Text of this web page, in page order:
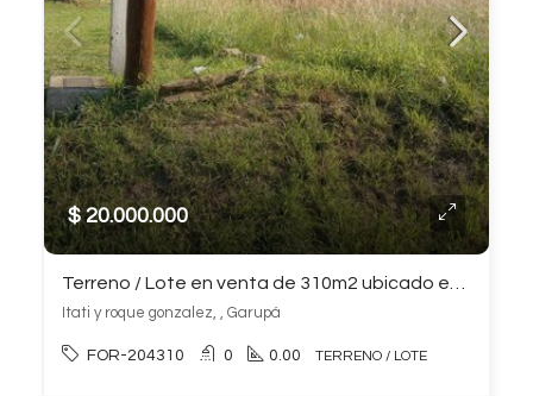
$ 20.000.000
Itati y roque gonzalez, , Garupá
FOR-204310 0 0.00 TERRENO / LOTE